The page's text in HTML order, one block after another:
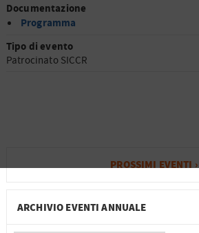
Documentazione
Programma
Tipo di evento
Patrocinato SICCR
PROSSIMI EVENTI ›
ARCHIVIO EVENTI ANNUALE